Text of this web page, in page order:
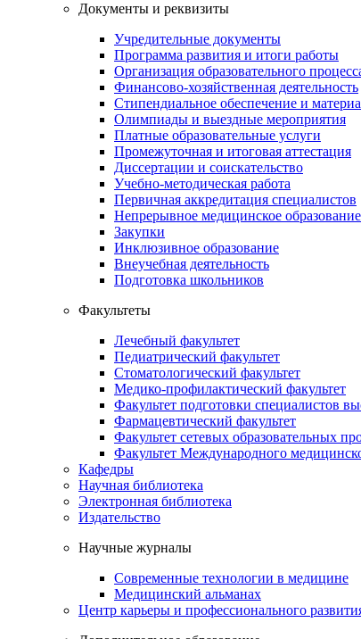
Документы и реквизиты
Учредительные документы
Программа развития и итоги работы
Организация образовательного
Финансово-хозяйственная деятельность
Стипендиальное обеспечение и
Олимпиады и выездные мероприятия
Платные образовательные услуги
Промежуточная и итоговая аттестация
Диссертации и соискательство
Учебно-методическая работа
Первичная аккредитация специалистов
Непрерывное медицинское образование
Закупки
Инклюзивное образование
Внеучебная деятельность
Подготовка школьников
Факультеты
Лечебный факультет
Педиатрический факультет
Стоматологический факультет
Медико-профилактический факультет
Факультет подготовки специалистов
Фармацевтический факультет
Факультет сетевых образовательных
Факультет Международного
Кафедры
Научная библиотека
Электронная библиотека
Издательство
Научные журналы
Современные технологии в медицине
Медицинский альманах
Центр карьеры и профессионального